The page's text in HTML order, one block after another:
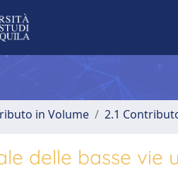
in Volume 2.1
delle basse vie